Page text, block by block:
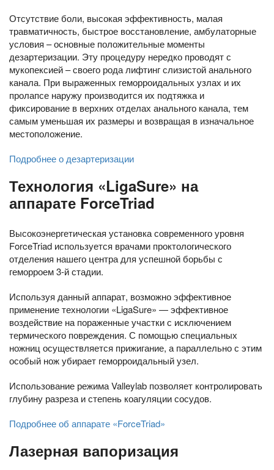
Отсутствие боли, высокая эффективность, малая
травматичность, быстрое восстановление, амбулаторные
условия – основные положительные моменты
дезартеризации. Эту процедуру нередко проводят с
мукопексией – своего рода лифтинг слизистой анального
канала. При выраженных геморроидальных узлах и их
пролапсе наружу производится их подтяжка и
фиксирование в верхних отделах анального канала, тем
самым уменьшая их размеры и возвращая в изначальное
местоположение.
Подробнее о дезартеризации
Технология «LigaSure» на
аппарате ForceTriad
Высокоэнергетическая установка современного уровня
ForceTriad используется врачами проктологического
отделения нашего центра для успешной борьбы с
геморроем 3-й стадии.
Используя данный аппарат, возможно эффективное
применение технологии «LigaSure» — эффективное
воздействие на пораженные участки с исключением
термического повреждения. С помощью специальных
ножниц осуществляется прижигание, а параллельно с этим
особый нож убирает геморроидальный узел.
Использование режима Valleylab позволяет контролировать
глубину разреза и степень коагуляции сосудов.
Подробнее об аппарате «ForceTriad»
Лазерная вапоризация